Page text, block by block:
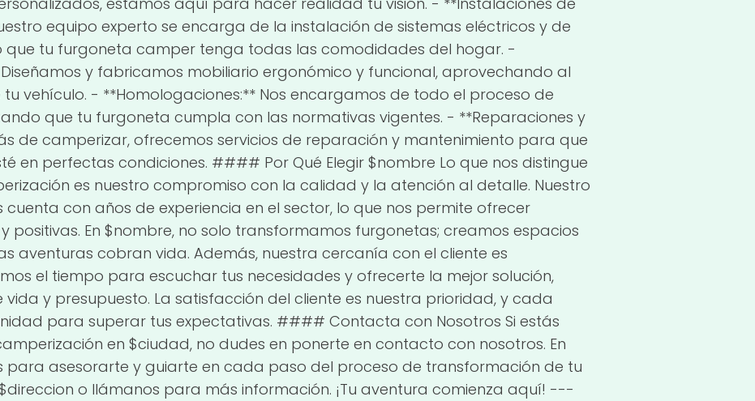
equipo experto se encarga de la instalación de sistemas eléctricos y de
tu furgoneta camper tenga todas las comodidades del hogar. -
y fabricamos mobiliario ergonómico y funcional, aprovechando al
vehículo. - **Homologaciones:** Nos encargamos de todo el proceso de
que tu furgoneta cumpla con las normativas vigentes. - **Reparaciones y
de camperizar, ofrecemos servicios de reparación y mantenimiento para que
en perfectas condiciones. #### Por Qué Elegir $nombre Lo que nos distingue
es nuestro compromiso con la calidad y la atención al detalle. Nuestro
con años de experiencia en el sector, lo que nos permite ofrecer
positivas. En $nombre, no solo transformamos furgonetas; creamos espacios
aventuras cobran vida. Además, nuestra cercanía con el cliente es
el tiempo para escuchar tus necesidades y ofrecerte la mejor solución,
y presupuesto. La satisfacción del cliente es nuestra prioridad, y cada
para superar tus expectativas. #### Contacta con Nosotros Si estás
en $ciudad, no dudes en ponerte en contacto con nosotros. En
para asesorarte y guiarte en cada paso del proceso de transformación de tu
o llámanos para más información. ¡Tu aventura comienza aquí! ---